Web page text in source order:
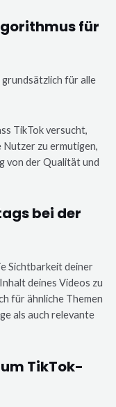
für
für alle
TikTok versucht,
Nutzer zu ermutigen,
von der Qualität und
bei der
Sichtbarkeit deiner
deines Videos zu
für ähnliche Themen
als auch relevante
TikTok-